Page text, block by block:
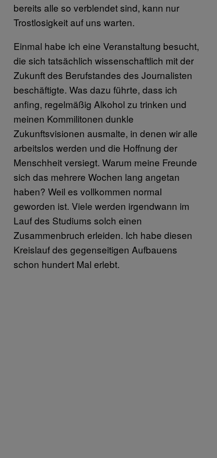
bereits alle so verblendet sind, kann nur
Trostlosigkeit auf uns warten.
Einmal habe ich eine Veranstaltung besucht,
die sich tatsächlich wissenschaftlich mit der
Zukunft des Berufstandes des Journalisten
beschäftigte. Was dazu führte, dass ich
anfing, regelmäßig Alkohol zu trinken und
meinen Kommilitonen dunkle
Zukunftsvisionen ausmalte, in denen wir alle
arbeitslos werden und die Hoffnung der
Menschheit versiegt. Warum meine Freunde
sich das mehrere Wochen lang angetan
haben? Weil es vollkommen normal
geworden ist. Viele werden irgendwann im
Lauf des Studiums solch einen
Zusammenbruch erleiden. Ich habe diesen
Kreislauf des gegenseitigen Aufbauens
schon hundert Mal erlebt.